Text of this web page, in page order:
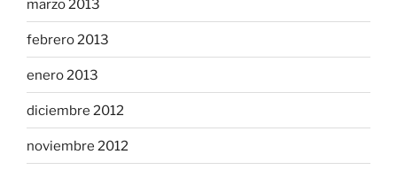
marzo 2013
febrero 2013
enero 2013
diciembre 2012
noviembre 2012